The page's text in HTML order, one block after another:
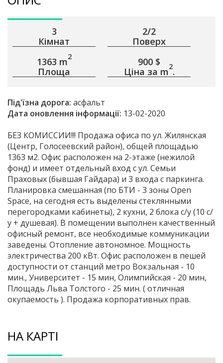
3
Кімнат
2/2
Поверх
1363 m2
Площа
900 $
Ціна за m2.
Під'їзна дорога: асфальт
Дата оновлення інформації: 13-02-2020
БЕЗ КОМИССИИ!!! Продажа офиса по ул. Жилянская
(Центр, Голосеевский район), общей площадью
1363 м2. Офис расположен на 2-этаже (нежилой
фонд) и имеет отдельный вход с ул. Семьи
Праховых (бывшая Гайдара) и 3 входа с паркинга.
Планировка смешанная (по БТИ - 3 зоны Open
Space, на сегодня есть выделены стеклянными
перегородками кабинеты), 2 кухни, 2 блока с/у (10 с/
у + душевая). В помещении выполнен качественный
офисный ремонт, все необходимые коммуникации
заведены. Отопление автономное. Мощность
электричества 200 кВт. Офис расположен в пешей
доступности от станций метро Вокзальная - 10
мин., Университет - 15 мин, Олимпийская - 20 мин,
Площадь Льва Толстого - 25 мин. ( отличная
окупаемость ). Продажа корпоративных прав.
НА КАРТІ